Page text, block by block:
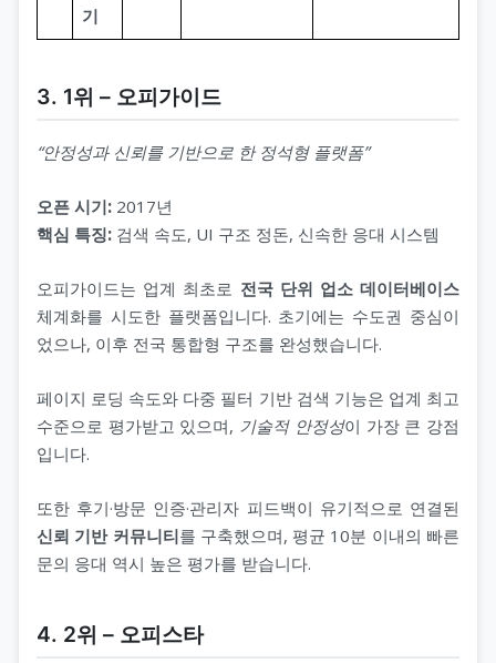
기
3. 1위 – 오피가이드
“안정성과 신뢰를 기반으로 한 정석형 플랫폼”
오픈 시기: 2017년
핵심 특징: 검색 속도, UI 구조 정돈, 신속한 응대 시스템
오피가이드는 업계 최초로 전국 단위 업소 데이터베이스
체계화를 시도한 플랫폼입니다. 초기에는 수도권 중심이
었으나, 이후 전국 통합형 구조를 완성했습니다.
페이지 로딩 속도와 다중 필터 기반 검색 기능은 업계 최고
수준으로 평가받고 있으며, 기술적 안정성이 가장 큰 강점
입니다.
또한 후기·방문 인증·관리자 피드백이 유기적으로 연결된
신뢰 기반 커뮤니티를 구축했으며, 평균 10분 이내의 빠른
문의 응대 역시 높은 평가를 받습니다.
4. 2위 – 오피스타